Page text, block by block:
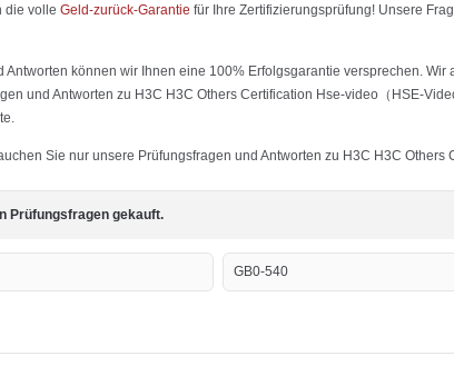
die volle Geld-zurück-Garantie für Ihre Zertifizierungsprüfung! Unsere
können wir Ihnen eine 100% Erfolgsgarantie versprechen.
und Antworten zu H3C H3C Others Certification Hse-video（HSE-
Sie nur unsere Prüfungsfragen und Antworten zu H3C H3C
Prüfungsfragen gekauft.
GB0-540